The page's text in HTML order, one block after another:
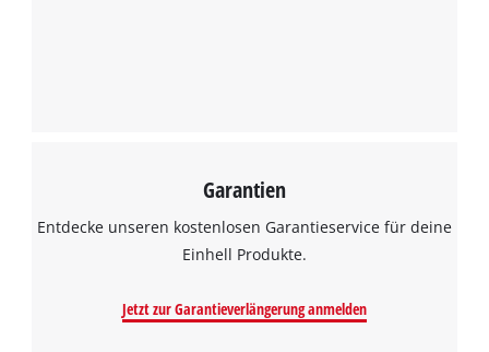
Garantien
Entdecke unseren kostenlosen Garantieservice für deine
Einhell Produkte.
Jetzt zur Garantieverlängerung anmelden